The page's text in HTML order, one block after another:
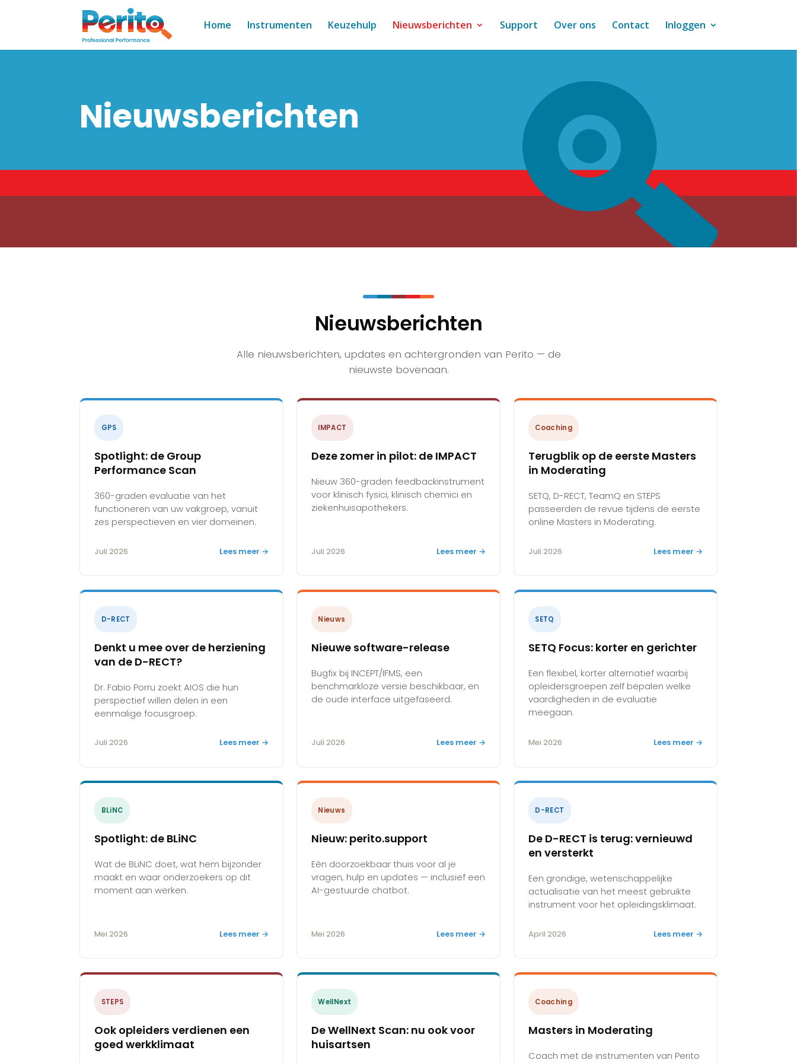
Home Instrumenten Keuzehulp Nieuwsberichten Support Over ons Contact Inloggen
Nieuwsberichten
Nieuwsberichten
Alle nieuwsberichten, updates en achtergronden van Perito — de
nieuwste bovenaan.
GPS
Spotlight: de Group
Performance Scan
360-graden evaluatie van het
functioneren van uw vakgroep, vanuit
zes perspectieven en vier domeinen.
Juli 2026 Lees meer →
IMPACT
Deze zomer in pilot: de IMPACT
Nieuw 360-graden feedbackinstrument
voor klinisch fysici, klinisch chemici en
ziekenhuisapothekers.
Juli 2026 Lees meer →
Coaching
Terugblik op de eerste Masters
in Moderating
SETQ, D-RECT, TeamQ en STEPS
passeerden de revue tijdens de eerste
online Masters in Moderating.
Juli 2026 Lees meer →
D-RECT
Denkt u mee over de herziening
van de D-RECT?
Dr. Fabio Porru zoekt AIOS die hun
perspectief willen delen in een
eenmalige focusgroep.
Juli 2026 Lees meer →
Nieuws
Nieuwe software-release
Bugfix bij INCEPT/IFMS, een
benchmarkloze versie beschikbaar, en
de oude interface uitgefaseerd.
Juli 2026 Lees meer →
SETQ
SETQ Focus: korter en gerichter
Een flexibel, korter alternatief waarbij
opleidersgroepen zelf bepalen welke
vaardigheden in de evaluatie
meegaan.
Mei 2026 Lees meer →
BLiNC
Spotlight: de BLiNC
Wat de BLiNC doet, wat hem bijzonder
maakt en waar onderzoekers op dit
moment aan werken.
Mei 2026 Lees meer →
Nieuws
Nieuw: perito.support
Eén doorzoekbaar thuis voor al je
vragen, hulp en updates — inclusief een
AI-gestuurde chatbot.
Mei 2026 Lees meer →
D-RECT
De D-RECT is terug: vernieuwd
en versterkt
Een grondige, wetenschappelijke
actualisatie van het meest gebruikte
instrument voor het opleidingsklimaat.
April 2026 Lees meer →
STEPS
Ook opleiders verdienen een
goed werkklimaat
WellNext
De WellNext Scan: nu ook voor
huisartsen
Coaching
Masters in Moderating
Coach met de instrumenten van Perito